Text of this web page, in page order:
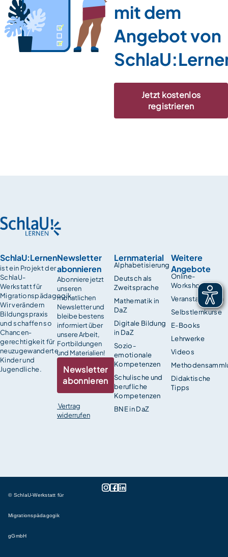
mit dem
Angebot von
Jetzt kostenlos
registrieren
SchlaU:Lernen
ist ein Projekt der
SchlaU-
Werkstatt für
Migrationspädagogik.
Wir verändern
Bildungspraxis
und schaffen so
Chancen­
gerechtigkeit für
neuzugewanderte
Kinder und
Jugendliche.
Lernmaterial
Alphabetisierung
Deutsch als
Zweitsprache
Mathematik in
DaZ
Digitale Bildung
in DaZ
Sozio-
emotionale
Kompetenzen
Schulische und
berufliche
Kompetenzen
BNE in DaZ
Weitere
Angebote
Online-
Workshops
Veranstaltungen
Selbstlernkurse
E-Books
Lehrwerke
Videos
Didaktische
Tipps
Newsletter
abonnieren
Abonniere jetzt
unseren
monatlichen
Newsletter und
bleibe bestens
informiert über
unsere Arbeit,
Fortbildungen
und Materialien!
Newsletter
abonnieren
Vertrag
widerrufen
© SchlaU-Werkstatt für
Migrationspädagogik
gGmbH